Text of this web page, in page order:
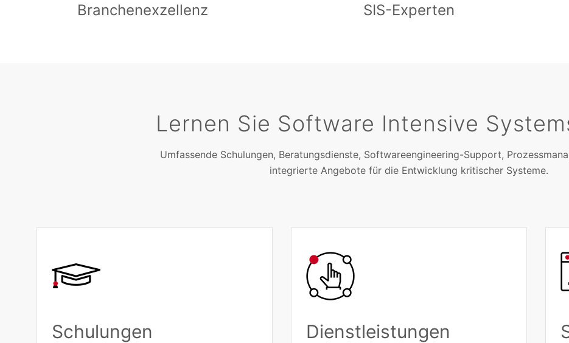
Branchenexzellenz SIS-Experten
Lernen Sie Software Intensive
Umfassende Schulungen, Beratungsdienste, Softwareengineering-Support,
integrierte Angebote für die Entwicklung kritischer Systeme.
Schulungen Dienstleistungen